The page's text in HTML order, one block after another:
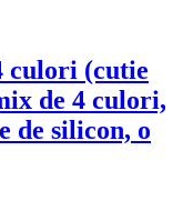
culori (cutie
de 4 culori,
de silicon, o